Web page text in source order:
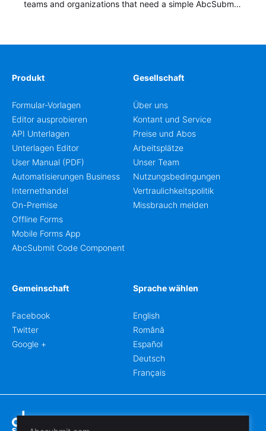
teams and organizations that need a simple AbcSubmit
Produkt
Formular-Vorlagen
Editor ausprobieren
API Unterlagen
Unterlagen Editor
User Manual (PDF)
Automatisierungen Business
Internethandel
On-Premise
Offline Forms
Mobile Forms App
AbcSubmit Code Component
Gesellschaft
Über uns
Kontant und Service
Preise und Abos
Arbeitsplätze
Unser Team
Nutzungsbedingungen
Vertraulichkeitspolitik
Missbrauch melden
Gemeinschaft
Facebook
Twitter
Google +
Sprache wählen
English
Română
Español
Deutsch
Français